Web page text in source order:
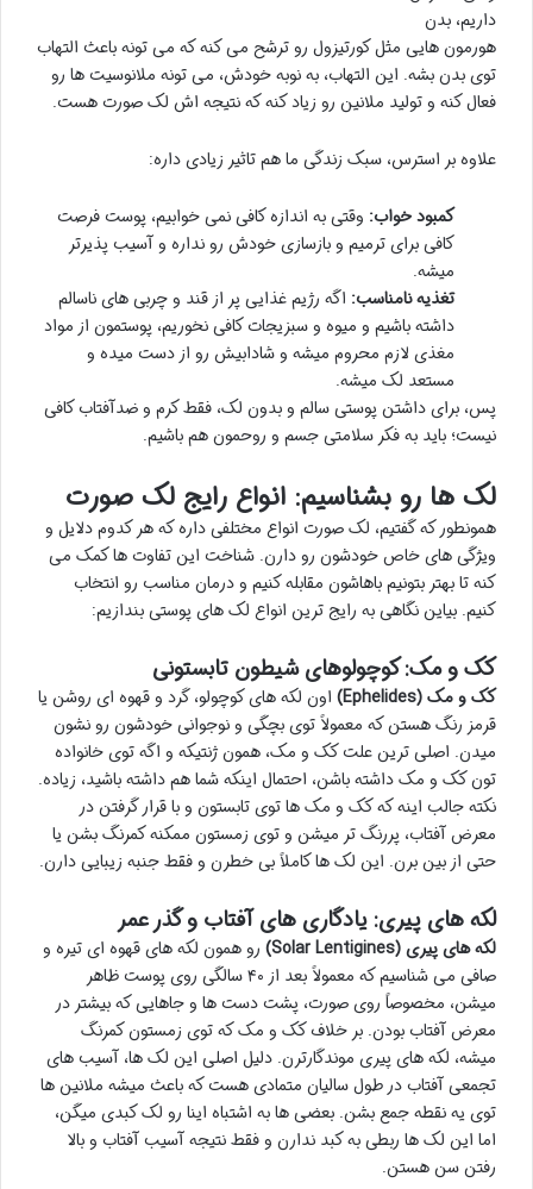
داریم، بدن
هورمون هایی مثل کورتیزول رو ترشح می کنه که می تونه باعث التهاب
توی بدن بشه. این التهاب، به نوبه خودش، می تونه ملانوسیت ها رو
فعال کنه و تولید ملانین رو زیاد کنه که نتیجه اش لک صورت هست.
علاوه بر استرس، سبک زندگی ما هم تاثیر زیادی داره:
کمبود خواب: وقتی به اندازه کافی نمی خوابیم، پوست فرصت
کافی برای ترمیم و بازسازی خودش رو نداره و آسیب پذیرتر
میشه.
تغذیه نامناسب: اگه رژیم غذایی پر از قند و چربی های ناسالم
داشته باشیم و میوه و سبزیجات کافی نخوریم، پوستمون از مواد
مغذی لازم محروم میشه و شادابیش رو از دست میده و
مستعد لک میشه.
پس، برای داشتن پوستی سالم و بدون لک، فقط کرم و ضدآفتاب کافی
نیست؛ باید به فکر سلامتی جسم و روحمون هم باشیم.
لک ها رو بشناسیم: انواع رایج لک صورت
همونطور که گفتیم، لک صورت انواع مختلفی داره که هر کدوم دلایل و
ویژگی های خاص خودشون رو دارن. شناخت این تفاوت ها کمک می
کنه تا بهتر بتونیم باهاشون مقابله کنیم و درمان مناسب رو انتخاب
کنیم. بیاین نگاهی به رایج ترین انواع لک های پوستی بندازیم:
کک و مک: کوچولوهای شیطون تابستونی
کک و مک (Ephelides)
اون لکه های کوچولو، گرد و قهوه ای روشن یا
قرمز رنگ هستن که معمولاً توی بچگی و نوجوانی خودشون رو نشون
میدن. اصلی ترین علت کک و مک، همون ژنتیکه و اگه توی خانواده
تون کک و مک داشته باشن، احتمال اینکه شما هم داشته باشید، زیاده.
نکته جالب اینه که کک و مک ها توی تابستون و با قرار گرفتن در
معرض آفتاب، پررنگ تر میشن و توی زمستون ممکنه کمرنگ بشن یا
حتی از بین برن. این لک ها کاملاً بی خطرن و فقط جنبه زیبایی دارن.
لکه های پیری: یادگاری های آفتاب و گذر عمر
لکه های پیری (Solar Lentigines)
رو همون لکه های قهوه ای تیره و
صافی می شناسیم که معمولاً بعد از ۴۰ سالگی روی پوست ظاهر
میشن، مخصوصاً روی صورت، پشت دست ها و جاهایی که بیشتر در
معرض آفتاب بودن. بر خلاف کک و مک که توی زمستون کمرنگ
میشه، لکه های پیری موندگارترن. دلیل اصلی این لک ها، آسیب های
تجمعی آفتاب در طول سالیان متمادی هست که باعث میشه ملانین ها
توی یه نقطه جمع بشن. بعضی ها به اشتباه اینا رو لک کبدی میگن،
اما این لک ها ربطی به کبد ندارن و فقط نتیجه آسیب آفتاب و بالا
رفتن سن هستن.